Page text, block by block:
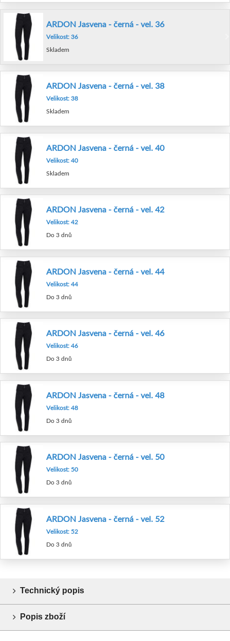
ARDON Jasvena - černá - vel. 36
Velikost: 36
Skladem
ARDON Jasvena - černá - vel. 38
Velikost: 38
Skladem
ARDON Jasvena - černá - vel. 40
Velikost: 40
Skladem
ARDON Jasvena - černá - vel. 42
Velikost: 42
Do 3 dnů
ARDON Jasvena - černá - vel. 44
Velikost: 44
Do 3 dnů
ARDON Jasvena - černá - vel. 46
Velikost: 46
Do 3 dnů
ARDON Jasvena - černá - vel. 48
Velikost: 48
Do 3 dnů
ARDON Jasvena - černá - vel. 50
Velikost: 50
Do 3 dnů
ARDON Jasvena - černá - vel. 52
Velikost: 52
Do 3 dnů
Technický popis
Popis zboží